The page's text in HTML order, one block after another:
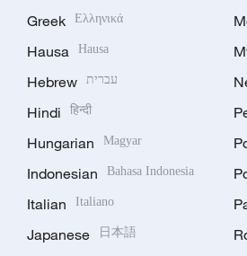
Greek Ελληνικά
Hausa Hausa
Hebrew עברית
Hindi हिन्दी
Hungarian Magyar
Indonesian Bahasa Indonesia
Italian Italiano
Japanese 日本語